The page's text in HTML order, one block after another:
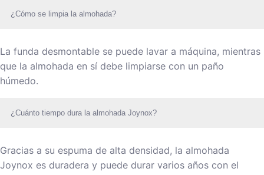
¿Cómo se limpia la almohada?
La funda desmontable se puede lavar a máquina, mientras
que la almohada en sí debe limpiarse con un paño
húmedo.
¿Cuánto tiempo dura la almohada Joynox?
Gracias a su espuma de alta densidad, la almohada
Joynox es duradera y puede durar varios años con el